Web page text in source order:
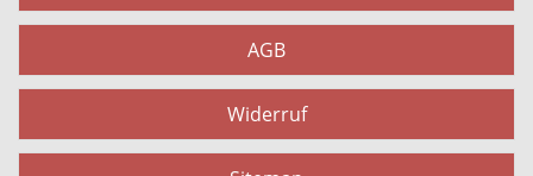
AGB
Widerruf